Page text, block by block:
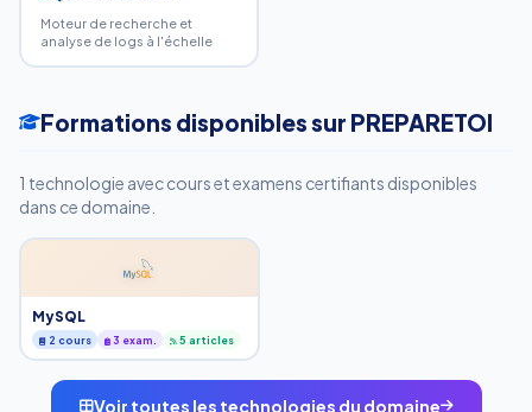
Moteur de recherche et
analyse de logs à l'échelle
Formations disponibles sur PREPARETOI
1 technologie avec cours et examens certifiants disponibles
dans ce domaine.
MySQL
2 cours 3 exam. 5 articles
Voir toutes les technologies du domaine